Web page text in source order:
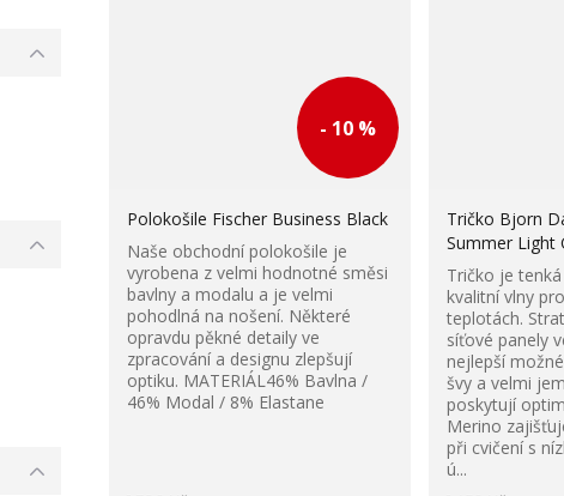
- 10 %
Polokošile Fischer Business Black
Naše obchodní polokošile je
vyrobena z velmi hodnotné směsi
bavlny a modalu a je velmi
pohodlná na nošení. Některé
opravdu pěkné detaily ve
zpracování a designu zlepšují
optiku. MATERIÁL46% Bavlna /
46% Modal / 8% Elastane
Tričko Bjorn
Summer Light
Tričko je
kvalitní vlny
teplotách.
síťové panely
nejlepší
švy a velmi
poskytují
Merino
při cvičení s
ú...